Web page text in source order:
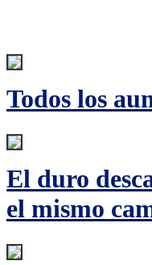
Todos los
El duro
el mismo